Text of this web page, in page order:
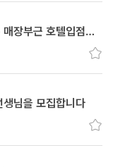
장부근 호텔입점으
연장 경력자 추가모집
님을 모집합니다